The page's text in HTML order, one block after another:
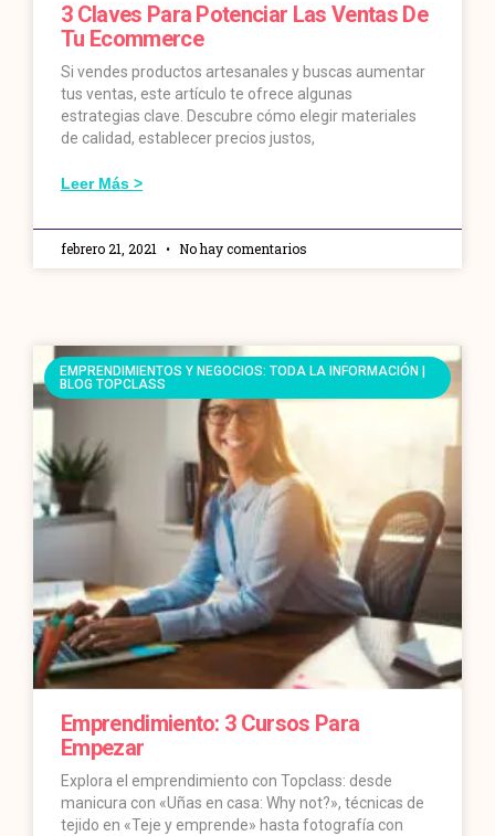
3 Claves Para Potenciar Las Ventas De
Tu Ecommerce
Si vendes productos artesanales y buscas aumentar
tus ventas, este artículo te ofrece algunas
estrategias clave. Descubre cómo elegir materiales
de calidad, establecer precios justos,
Leer Más >
febrero 21, 2021 No hay comentarios
EMPRENDIMIENTOS Y NEGOCIOS: TODA LA INFORMACIÓN |
BLOG TOPCLASS
Emprendimiento: 3 Cursos Para
Empezar
Explora el emprendimiento con Topclass: desde
manicura con «Uñas en casa: Why not?», técnicas de
tejido en «Teje y emprende» hasta fotografía con